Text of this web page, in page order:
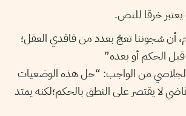
يعتبر خرقا للنص.
أن سُجوننا تعجُ بعدد من فاقدي العقل؛
الحكم أو بعده”
من الواجب: “حل هذه الوضعيات
لا يقتصر على النطق بالحكم؛لكنه يمتد